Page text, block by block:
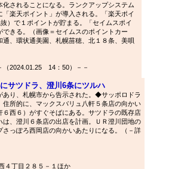
されることになる。ランクアップシステム
楽天ポイント」が導入される。「楽天ポイ
）で１ポイントが貯まる。「セイムスポイ
きる。（画像＝セイムスのポイントカー
、環状通美園、札幌苗穂、北１８条、美唄
（2024.01.25 14：50）－－
サツドラ、澄川6条にツルハ
あり、札幌市から告示された。◆サッポロドラ
所的に、マックスバリュ八軒５条店の向かい
西６）がすぐそばにある。サツドラの既存店
、澄川６条店の出店を計画。ＵＲ澄川団地の
っぽろ西岡店の向かいあたりになる。（－詳
４丁目２８５－１ほか